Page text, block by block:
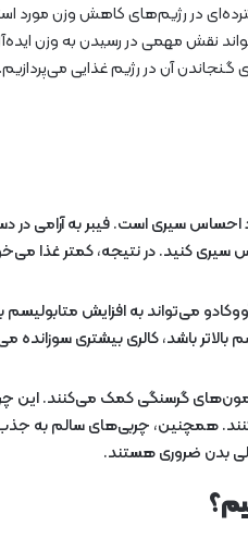
در رژیم‌های کاهش وزن مورد
نقش مهمی در رسیدن به وزن
آن در رژیم غذایی می‌پردازیم.
احساس سیری است. فیبر به آرامی در
کنید. در نتیجه، کمتر غذا
می‌تواند به افزایش
باشد، کالری بیشتری سوزانده
گرسنگی کمک می‌کنند. این
همچنین، چربی‌های سالم به
بدن ضروری هستند.